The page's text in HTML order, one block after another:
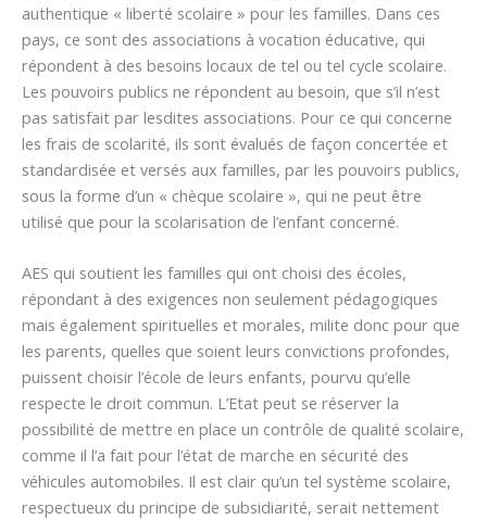
authentique « liberté scolaire » pour les familles. Dans ces
pays, ce sont des associations à vocation éducative, qui
répondent à des besoins locaux de tel ou tel cycle scolaire.
Les pouvoirs publics ne répondent au besoin, que s’il n’est
pas satisfait par lesdites associations. Pour ce qui concerne
les frais de scolarité, ils sont évalués de façon concertée et
standardisée et versés aux familles, par les pouvoirs publics,
sous la forme d’un « chèque scolaire », qui ne peut être
utilisé que pour la scolarisation de l’enfant concerné.
AES qui soutient les familles qui ont choisi des écoles,
répondant à des exigences non seulement pédagogiques
mais également spirituelles et morales, milite donc pour que
les parents, quelles que soient leurs convictions profondes,
puissent choisir l’école de leurs enfants, pourvu qu’elle
respecte le droit commun. L’Etat peut se réserver la
possibilité de mettre en place un contrôle de qualité scolaire,
comme il l’a fait pour l’état de marche en sécurité des
véhicules automobiles. Il est clair qu’un tel système scolaire,
respectueux du principe de subsidiarité, serait nettement